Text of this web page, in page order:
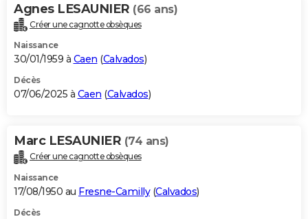
Agnes LESAUNIER (66 ans)
Créer une cagnotte obsèques
Naissance
30/01/1959 à Caen (Calvados)
Décès
07/06/2025 à Caen (Calvados)
Marc LESAUNIER (74 ans)
Créer une cagnotte obsèques
Naissance
17/08/1950 au Fresne-Camilly(Calvados)
Décès